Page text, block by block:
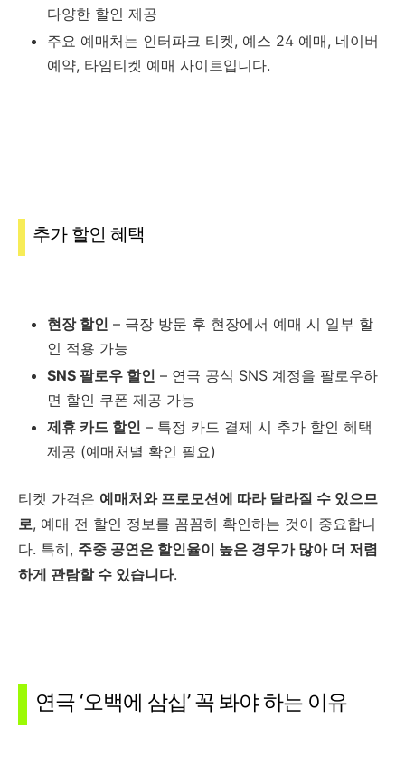
다양한 할인 제공
주요 예매처는 인터파크 티켓, 예스 24 예매, 네이버
예약, 타임티켓 예매 사이트입니다.
추가 할인 혜택
현장 할인 – 극장 방문 후 현장에서 예매 시 일부 할
인 적용 가능
SNS 팔로우 할인 – 연극 공식 SNS 계정을 팔로우하
면 할인 쿠폰 제공 가능
제휴 카드 할인 – 특정 카드 결제 시 추가 할인 혜택
제공 (예매처별 확인 필요)
티켓 가격은 예매처와 프로모션에 따라 달라질 수 있으므
로, 예매 전 할인 정보를 꼼꼼히 확인하는 것이 중요합니
다. 특히, 주중 공연은 할인율이 높은 경우가 많아 더 저렴
하게 관람할 수 있습니다.
연극 ‘오백에 삼십’ 꼭 봐야 하는 이유